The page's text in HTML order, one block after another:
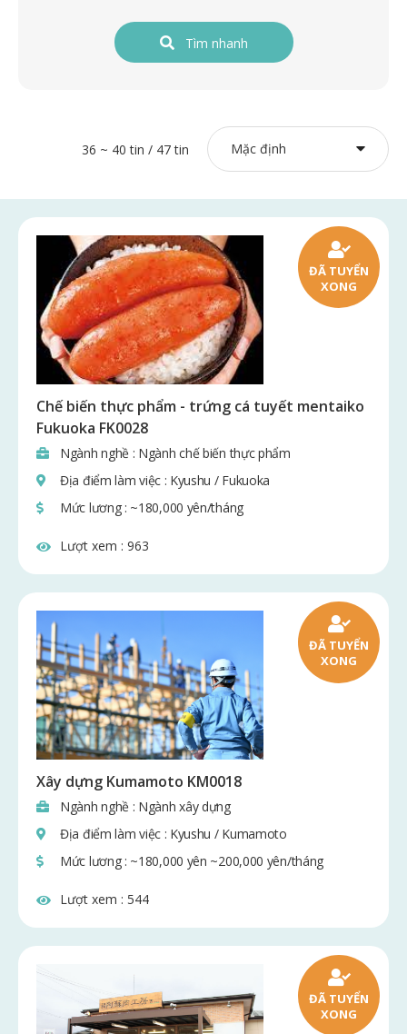
Tìm nhanh
36 ~ 40 tin / 47 tin Mặc định
Chế biến thực phẩm - trứng cá tuyết mentaiko
Fukuoka FK0028
Ngành nghề : Ngành chế biến thực phẩm
Địa điểm làm việc : Kyushu / Fukuoka
Mức lương : ~180,000 yên/tháng
ĐÃ TUYỂN
XONG
Lượt xem : 963
Xây dựng Kumamoto KM0018
Ngành nghề : Ngành xây dựng
Địa điểm làm việc : Kyushu / Kumamoto
Mức lương : ~180,000 yên ~200,000 yên/tháng
ĐÃ TUYỂN
XONG
Lượt xem : 544
ĐÃ TUYỂN
XONG